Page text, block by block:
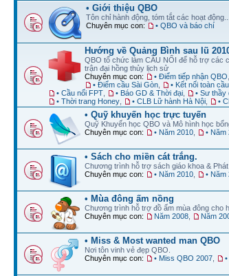
• Giới thiệu QBO
Tôn chỉ hành động, tóm tắt các hoạt động...
Chuyên mục con:
• QBO và báo chí
Hướng về Quảng Bình sau lũ
QBO tổ chức làm CẦU NỐI để hỗ trợ các
trận đại hồng thủy lịch sử
Chuyên mục con:
• Điểm tiếp nhận QBO
• Điểm cầu Sài Gòn
• Kết nối toàn cầu
• Cầu nối FPT
• Báo GD & Thời đại • Sư thầy
• Thời trang Honey
• CLB Lữ hành Hà Nội •
• Quỹ khuyến học trực tuyến
Quỹ Khuyến học QBO và Mô hình học
Chuyên mục con:
• Năm 2010 • Năm
• Sách cho miền cát trắng.
Chương trình hỗ trợ sách giáo khoa &
Chuyên mục con:
• Năm 2010 • Năm
• Mùa đông ấm nồng
Chương trình hỗ trợ đồ ấm mùa đông cho
Chuyên mục con:
Năm 2008 Năm
• Miss & Most wanted man QBO
Nơi tôn vinh vẻ đẹp QBO.
Chuyên mục con:
• Miss QBO 2007